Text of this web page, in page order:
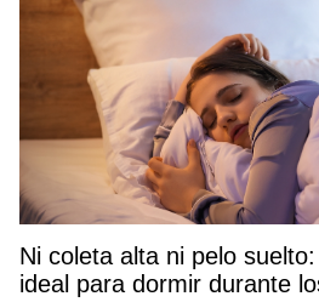
Ni coleta alta ni pelo
ideal para dormir durante